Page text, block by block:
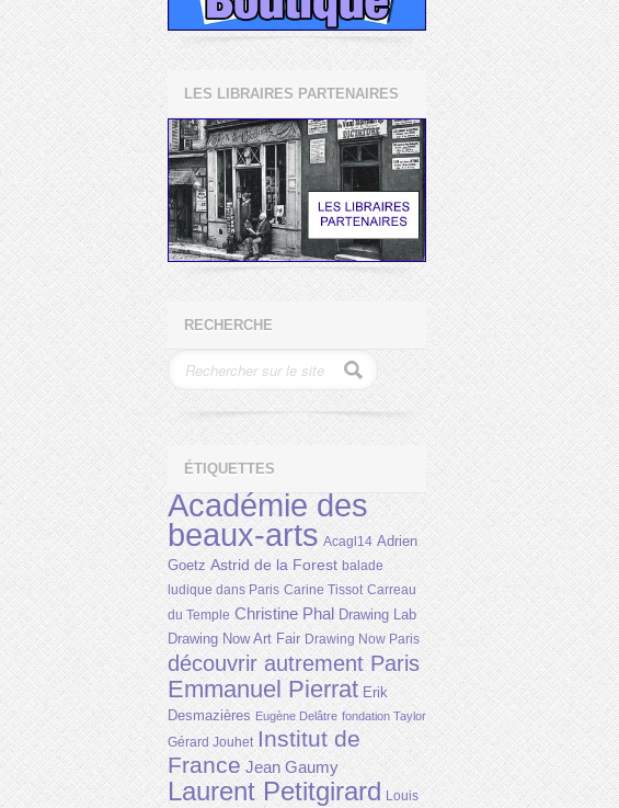
LES LIBRAIRES PARTENAIRES
RECHERCHE
ÉTIQUETTES
Académie des
beaux-arts Acagl14 Adrien
Goetz Astrid de la Forest balade
ludique dans Paris Carine Tissot Carreau
du Temple Christine Phal Drawing Lab
Drawing Now Art Fair Drawing Now Paris
découvrir autrement Paris
Emmanuel Pierrat Erik
Desmazières Eugène Delâtre fondation Taylor
Gérard Jouhet Institut de
France Jean Gaumy
Laurent Petitgirard Louis